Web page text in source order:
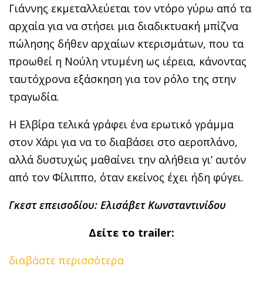
Γιάννης εκμεταλλεύεται τον ντόρο γύρω από τα
αρχαία για να στήσει μια διαδικτυακή μπίζνα
πώλησης δήθεν αρχαίων κτερισμάτων, που τα
προωθεί η Νούλη ντυμένη ως ιέρεια, κάνοντας
ταυτόχρονα εξάσκηση για τον ρόλο της στην
τραγωδία.
Η Ελβίρα τελικά γράφει ένα ερωτικό γράμμα
στον Χάρι για να το διαβάσει στο αεροπλάνο,
αλλά δυστυχώς μαθαίνει την αλήθεια γι’ αυτόν
από τον Φίλιππο, όταν εκείνος έχει ήδη φύγει.
Γκεστ επεισοδίου: Ελισάβετ Κωνσταντινίδου
Δείτε το trailer:
διαβάστε περισσότερα